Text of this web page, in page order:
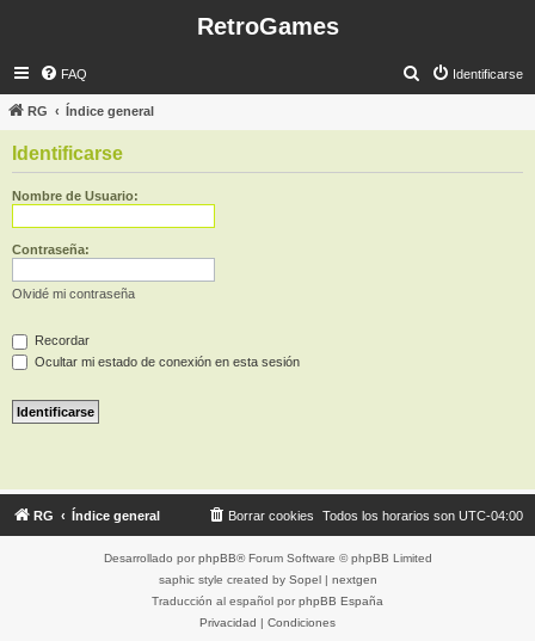
RetroGames
FAQ Identificarse
s
RG Índice general
Identificarse
Nombre de Usuario:
Contraseña:
Olvidé mi contraseña
Recordar
Ocultar mi estado de conexión en esta sesión
RG Índice general Todos los horarios son UTC-04:00
Borrar cookies
Desarrollado por phpBB® Forum Software © phpBB Limited
saphic style created by Sopel| nextgen
Traducción al español por phpBB España
Privacidad | Condiciones